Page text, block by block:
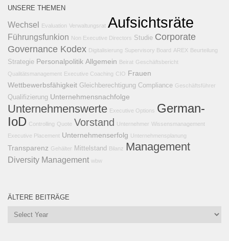
UNSERE THEMEN
Wechsel Evaluation Verwaltungsrat Aufsichtsräte
Führungsfunkion Non Executive Directors Studie Corporate
Governance Kodex Digitalisierung Supervisory Board AREX Beurteilung
Strategie Personalpolitik Allgemein Beirat Geschäftsbericht
Qualitätsmanagement Executive Coaching CIO Frauen
Wettbewerbsfähigkeit Gleichberechtigung Compliance Geschäftsführer
Qualifizierung Unternehmensnachfolge
Unternehmenswerte Executive Options German-
IoD Controlling Quote Vorstand Unternehmer Wissensmanagement
Executive Placement Unternehmenserfolg Unternehmensplanung
Transparenz Gehälter Mittelstand Bilanz Management
Diversity Management wbw
ÄLTERE BEITRÄGE